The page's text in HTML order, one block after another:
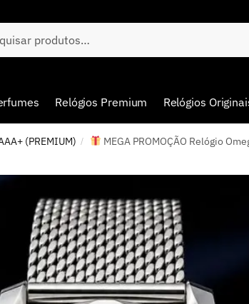
Relógios Premium Relógios
(PREMIUM) /
MEGA PROMOÇÃO Relógio